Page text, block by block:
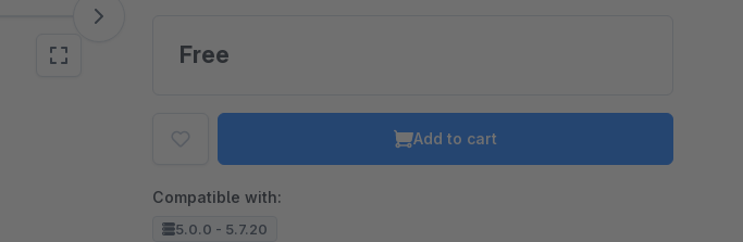
Free
Add to cart
Compatible with:
5.0.0 - 5.7.20